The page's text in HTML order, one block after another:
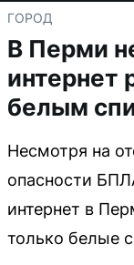
ГОРОД
В Перми
интернет
белым
Несмотря на
опасности
интернет в
только белые